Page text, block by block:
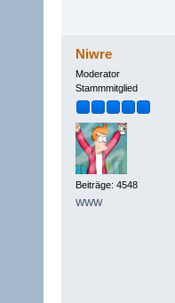
Niwre
Moderator
Stammmitglied
Beiträge: 4548
WWW